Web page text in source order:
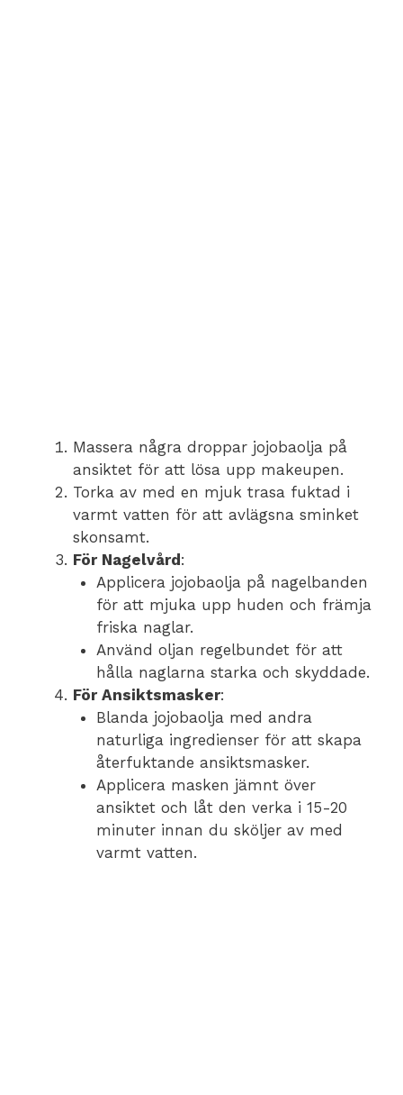
Massera några droppar jojobaolja på
ansiktet för att lösa upp makeupen.
Torka av med en mjuk trasa fuktad i
varmt vatten för att avlägsna sminket
skonsamt.
För Nagelvård:
Applicera jojobaolja på nagelbanden
för att mjuka upp huden och främja
friska naglar.
Använd oljan regelbundet för att
hålla naglarna starka och skyddade.
För Ansiktsmasker:
Blanda jojobaolja med andra
naturliga ingredienser för att skapa
återfuktande ansiktsmasker.
Applicera masken jämnt över
ansiktet och låt den verka i 15-20
minuter innan du sköljer av med
varmt vatten.